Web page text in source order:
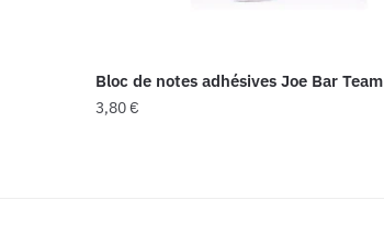
Bloc de notes adhésives Joe Bar Team
3,80€